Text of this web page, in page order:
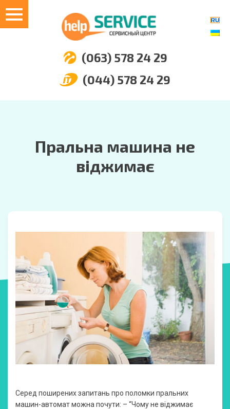
(063) 578 24 29
(044) 578 24 29
Пральна машина не
віджимає
Серед поширених запитань про поломки пральних
машин-автомат можна почути: – “Чому не віджимає